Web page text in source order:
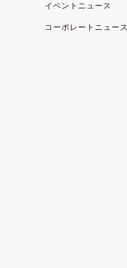
イベントニュース
コーポレートニュース